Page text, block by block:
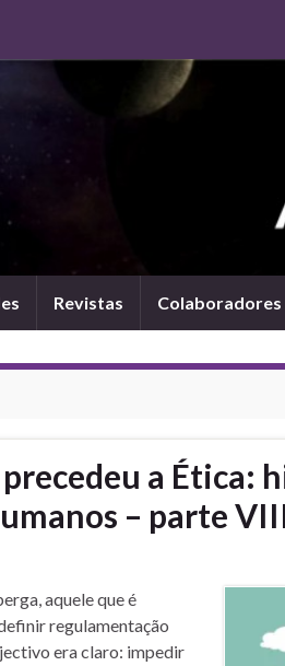
Revistas Colaboradores
a Ética:
– parte
aquele que é
regulamentação
era claro: impedir